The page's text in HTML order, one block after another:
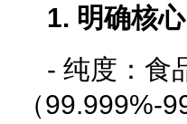
1. 明确核
- 纯度：食
（99.999%-